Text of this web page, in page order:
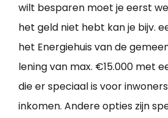
wilt besparen moet je eerst
het geld niet hebt kan je bijv.
het Energiehuis van de
lening van max. €15.000 met
die er speciaal is voor
inkomen. Andere opties zijn